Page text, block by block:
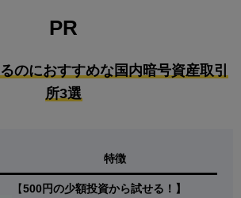
PR
のにおすすめな国内暗号資産取引
所3選
特徴
【500円の少額投資から試せる！】